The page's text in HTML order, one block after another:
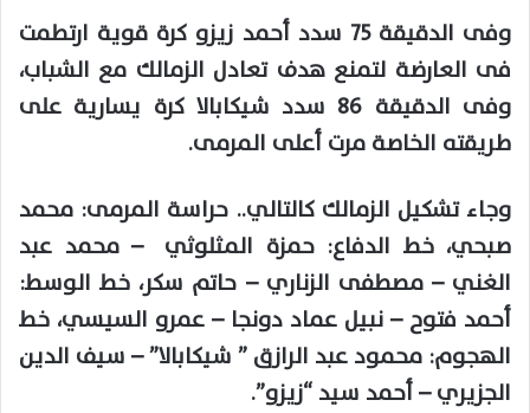
وفى الدقيقة 75 سدد أحمد زيزو كرة قوية ارتطمت
فى العارضة لتمنع هدف تعادل الزمالك مع الشباب،
وفى الدقيقة 86 سدد شيكابالا كرة يسارية على
طريقته الخاصة مرت أعلى المرمى.
وجاء تشكيل الزمالك كالتالي.. حراسة المرمى: محمد
صبحي، خط الدفاع: حمزة المثلوثي – محمد عبد
الغني – مصطفى الزناري – حاتم سكر، خط الوسط:
أحمد فتوح – نبيل عماد دونجا – عمرو السيسي، خط
الهجوم: محمود عبد الرازق ” شيكابالا” – سيف الدين
الجزيري – أحمد سيد “زيزو”.